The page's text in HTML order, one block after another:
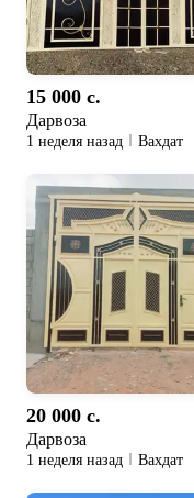
15 000 c.
Дарвоза
1 неделя назад Вахдат
20 000 c.
Дарвоза
1 неделя назад Вахдат